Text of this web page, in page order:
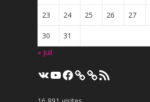
23 24 25 26 27
30
31
« Juil
VK YouTube
Facebook Flux
RSS